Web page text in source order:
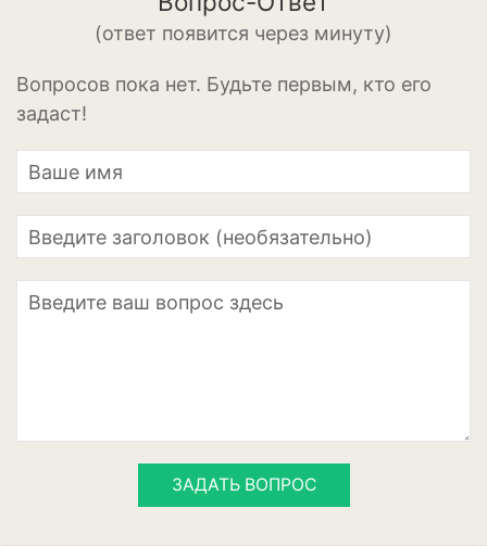
Барбарис
Вишня
Гранат
Грецкий орех
(ответ появится через минуту)
Вопросов пока нет. Будьте первым, кто его
задаст!
ЗАДАТЬ ВОПРОС